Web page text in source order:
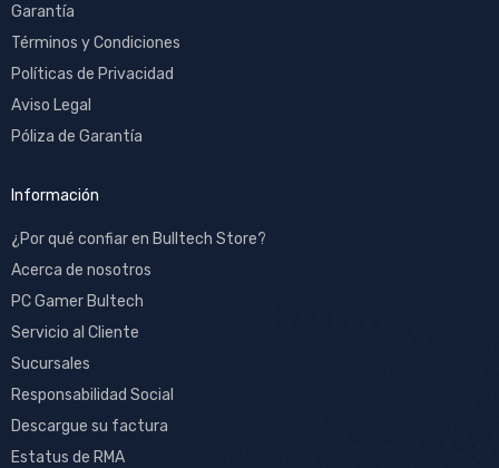
Garantía
Términos y Condiciones
Políticas de Privacidad
Aviso Legal
Póliza de Garantía
Información
¿Por qué confiar en Bulltech Store?
Acerca de nosotros
PC Gamer Bultech
Servicio al Cliente
Sucursales
Responsabilidad Social
Descargue su factura
Estatus de RMA